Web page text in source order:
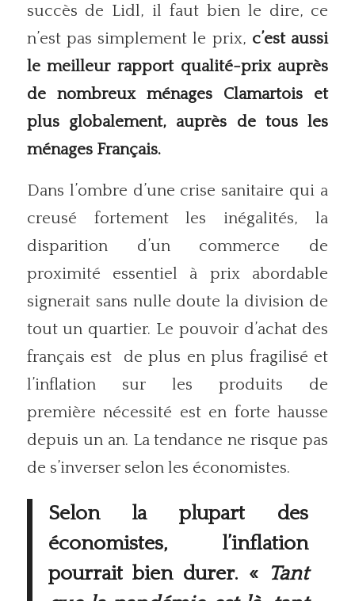
succès de Lidl, il faut bien le dire, ce
n’est pas simplement le prix, c’est aussi
le meilleur rapport qualité-prix auprès
de nombreux ménages Clamartois et
plus globalement, auprès de tous les
ménages Français.
Dans l’ombre d’une crise sanitaire qui a
creusé fortement les inégalités, la
disparition d’un commerce de
proximité essentiel à prix abordable
signerait sans nulle doute la division de
tout un quartier. Le pouvoir d’achat des
français est de plus en plus fragilisé et
l’inflation sur les produits de
première nécessité est en forte hausse
depuis un an. La tendance ne risque pas
de s’inverser selon les économistes.
Selon la plupart des
économistes, l’inflation
pourrait bien durer. « Tant